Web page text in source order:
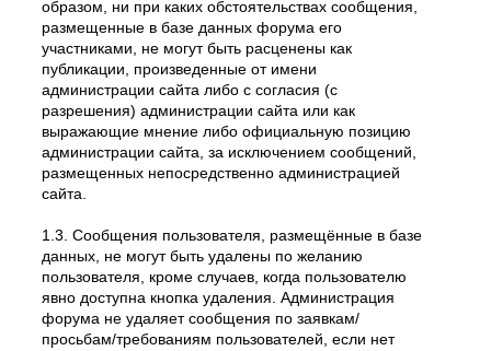
образом, ни при каких обстоятельствах сообщения,
размещенные в базе данных форума его
участниками, не могут быть расценены как
публикации, произведенные от имени
администрации сайта либо с согласия (с
разрешения) администрации сайта или как
выражающие мнение либо официальную позицию
администрации сайта, за исключением сообщений,
размещенных непосредственно администрацией
сайта.
1.3. Сообщения пользователя, размещённые в базе
данных, не могут быть удалены по желанию
пользователя, кроме случаев, когда пользователю
явно доступна кнопка удаления. Администрация
форума не удаляет сообщения по заявкам/
просьбам/требованиям пользователей, если нет